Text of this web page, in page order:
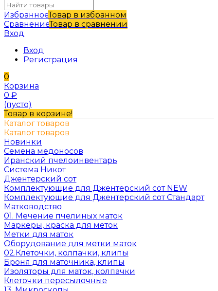
ИзбранноеТовар в избранном
СравнениеТовар в сравнении
Вход
Вход
Регистрация
0
Корзина
0 ₽
(пусто)
Товар в корзине!
Каталог товаров
Каталог товаров
Новинки
Семена медоносов
Иранский пчелоинвентарь
Система Никот
Джентерский сот
Комплектующие для Джентерский сот NEW
Комплектующие для Джентерский сот Стандарт
Матководство
01. Мечение пчелиных маток
Маркеры, краска для меток
Метки для маток
Оборудование для метки маток
02.Клеточки, колпачки, клипы
Броня для маточника, клипы
Изоляторы для маток, колпачки
Клеточки пересылочные